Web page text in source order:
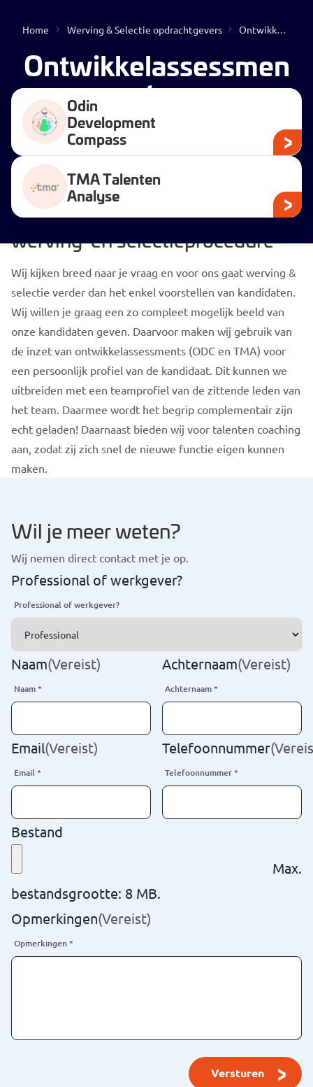
Geen resultaten gevonden
Home Werving & Selectie opdrachtgevers Ontwikkelassessments
Ontwikkelassessmen
ts
Odin
Development
Compass
TMA Talenten
Analyse
Ontwikkelassessments in een
werving-en selectieprocedure
Wij kijken breed naar je vraag en voor ons gaat werving &
selectie verder dan het enkel voorstellen van kandidaten.
Wij willen je graag een zo compleet mogelijk beeld van
onze kandidaten geven. Daarvoor maken wij gebruik van
de inzet van ontwikkelassessments (ODC en TMA) voor
een persoonlijk profiel van de kandidaat. Dit kunnen we
uitbreiden met een teamprofiel van de zittende leden van
het team. Daarmee wordt het begrip complementair zijn
echt geladen! Daarnaast bieden wij voor talenten coaching
aan, zodat zij zich snel de nieuwe functie eigen kunnen
maken.
Wil je meer weten?
Wij nemen direct contact met je op.
Professional of werkgever?
Professional of werkgever?
Naam(Vereist)
Naam*
Achternaam(Vereist)
Achternaam*
Email(Vereist)
Email*
Telefoonnummer
Telefoonnummer*
Bestand
Max.
bestandsgrootte: 8 MB.
Opmerkingen(Vereist)
Opmerkingen*